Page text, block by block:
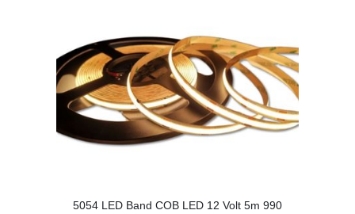
5054 LED Band COB LED 12 Volt 5m 990